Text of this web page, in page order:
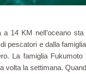
14 KM nell’oceano
pescatori e dalla
La famiglia
volta la settimana.